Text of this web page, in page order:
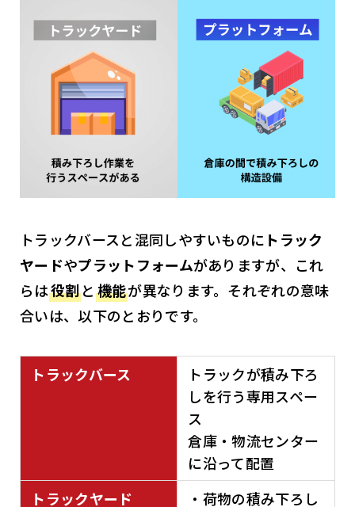
トラックバースと混同しやすいものに トラック
ヤードやプラットフォームがありますが、これ
らは役割と 機能が異なります。それぞれの意味
合いは、以下のとおりです。
トラックバース
トラックが積み下ろ
しを行う専用スペー
ス
倉庫・物流センター
に沿って配置
トラックヤード
・荷物の積み下ろし